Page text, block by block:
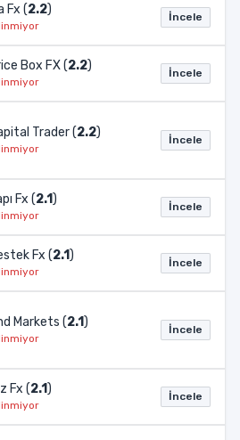
Fx (2.2) İncele
Box FX (2.2) İncele
Trader (2.2) İncele
Fx (2.1) İncele
Fx (2.1) İncele
Markets (2.1) İncele
Fx (2.1) İncele